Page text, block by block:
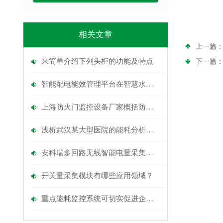
相关文章
来简单介绍下列头柜的功能及特点
智能配电能效管理平台在智慧水务中的应用前景
上海防火门监控设备厂家概括防火门监控设备的安装注意事项
浅析武汉某大型医院的能耗分析及节能管理措施研究
安科瑞多回路无线智能电量采集监控装置
开关量采集模块有哪些应用领域？
重点能耗监控系统可切实促进企业提质增效降本
上一篇：
下一篇：